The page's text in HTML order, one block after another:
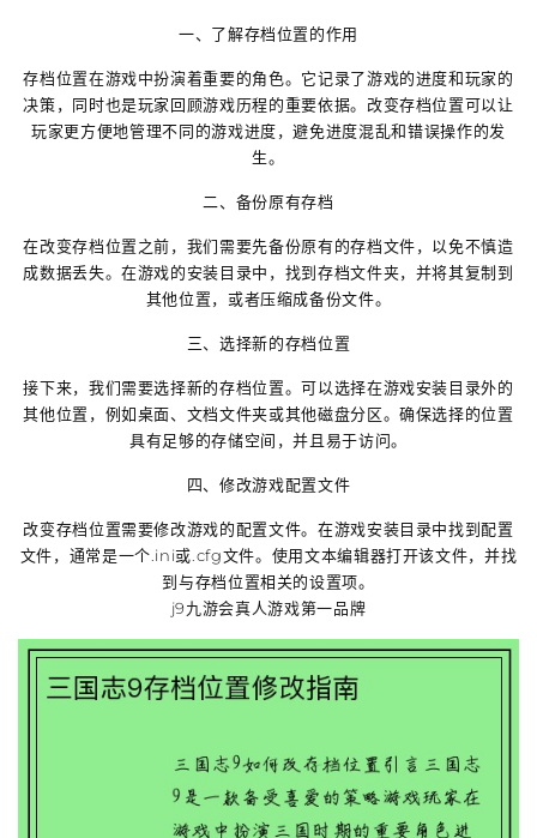
一、了解存档位置的作用
存档位置在游戏中扮演着重要的角色。它记录了游戏的进度和玩家的
决策，同时也是玩家回顾游戏历程的重要依据。改变存档位置可以让
玩家更方便地管理不同的游戏进度，避免进度混乱和错误操作的发
生。
二、备份原有存档
在改变存档位置之前，我们需要先备份原有的存档文件，以免不慎造
成数据丢失。在游戏的安装目录中，找到存档文件夹，并将其复制到
其他位置，或者压缩成备份文件。
三、选择新的存档位置
接下来，我们需要选择新的存档位置。可以选择在游戏安装目录外的
其他位置，例如桌面、文档文件夹或其他磁盘分区。确保选择的位置
具有足够的存储空间，并且易于访问。
四、修改游戏配置文件
改变存档位置需要修改游戏的配置文件。在游戏安装目录中找到配置
文件，通常是一个.ini或.cfg文件。使用文本编辑器打开该文件，并找
到与存档位置相关的设置项。
j9九游会真人游戏第一品牌